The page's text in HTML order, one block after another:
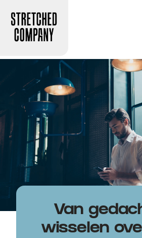
Van
wisselen